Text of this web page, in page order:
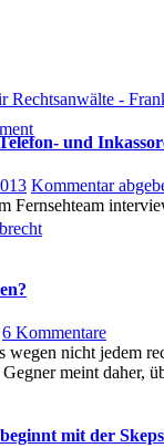
Rechtsanwälte -
und
Kommentar
6 Kommentarezu
im
läßt
nicht jedem
meint
mit der